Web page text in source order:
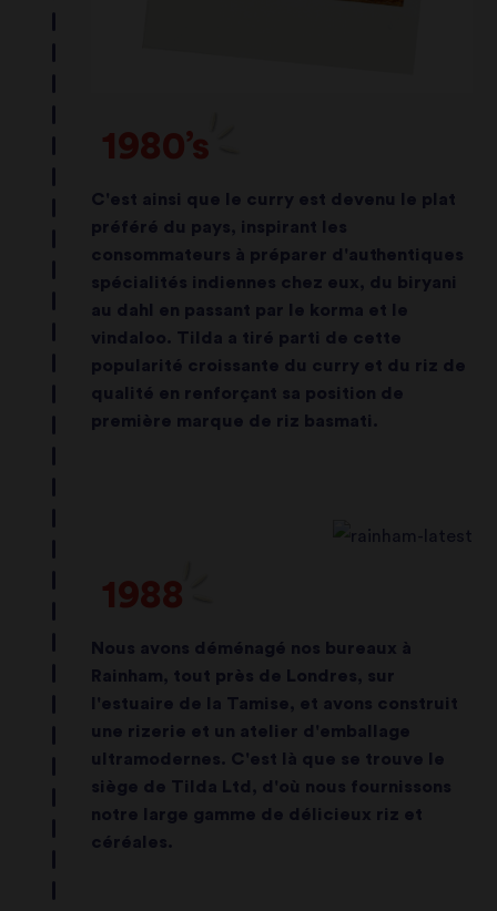
1980’s
C'est ainsi que le curry est devenu le plat
préféré du pays, inspirant les
consommateurs à préparer d'authentiques
spécialités indiennes chez eux, du biryani
au dahl en passant par le korma et le
vindaloo. Tilda a tiré parti de cette
popularité croissante du curry et du riz de
qualité en renforçant sa position de
première marque de riz basmati.
1988
Nous avons déménagé nos bureaux à
Rainham, tout près de Londres, sur
l'estuaire de la Tamise, et avons construit
une rizerie et un atelier d'emballage
ultramodernes. C'est là que se trouve le
siège de Tilda Ltd, d'où nous fournissons
notre large gamme de délicieux riz et
céréales.